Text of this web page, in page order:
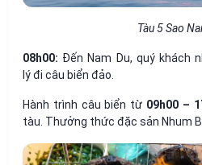
Tàu 5 Sao
08h00: Đến Nam Du, quý khách
lý đi câu biển đảo.
Hành trình câu biển từ 09h00 –
tàu. Thưởng thức đặc sản Nhum